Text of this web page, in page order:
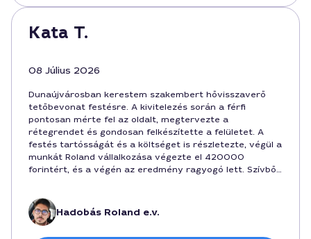
Kata T.
08 Július 2026
Dunaújvárosban kerestem szakembert hővisszaverő
tetőbevonat festésre. A kivitelezés során a férfi
pontosan mérte fel az oldalt, megtervezte a
rétegrendet és gondosan felkészítette a felületet. A
festés tartósságát és a költséget is részletezte, végül a
munkát Roland vállalkozása végezte el 420000
forintért, és a végén az eredmény ragyogó lett. Szívből
Hadobás Roland e.v.